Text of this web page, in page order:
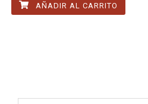
AÑADIR AL CARRITO